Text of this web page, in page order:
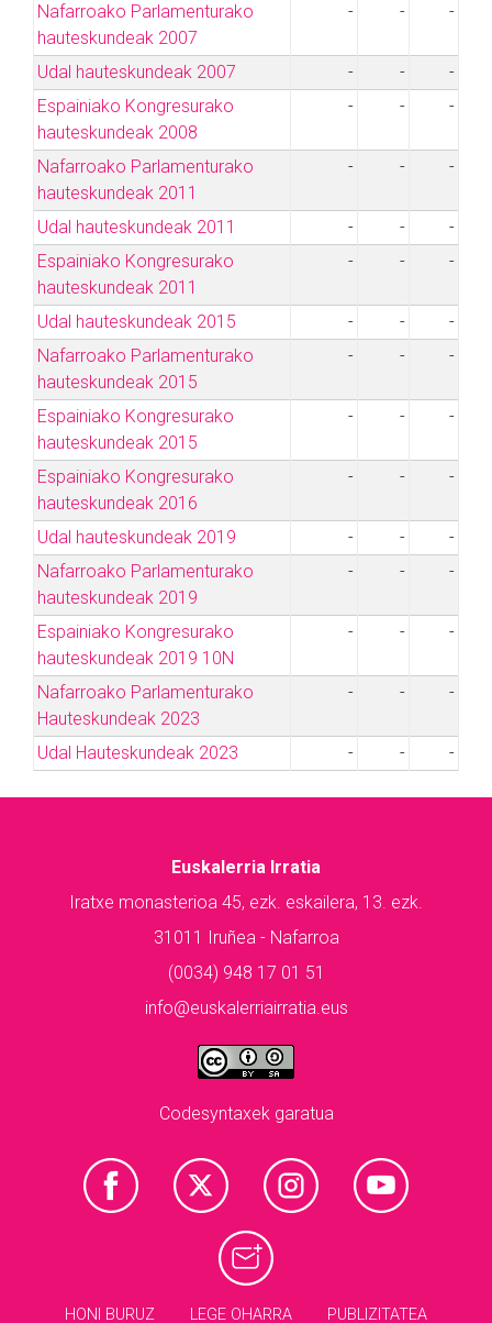
Nafarroako Parlamenturako
hauteskundeak 2007
- - -
Udal hauteskundeak 2007 - -
-
Espainiako Kongresurako
hauteskundeak 2008
- - -
Nafarroako Parlamenturako
hauteskundeak 2011
- - -
Udal hauteskundeak 2011 - -
-
Espainiako Kongresurako
hauteskundeak 2011
- - -
Udal hauteskundeak 2015 - -
-
Nafarroako Parlamenturako
hauteskundeak 2015
- - -
Espainiako Kongresurako
hauteskundeak 2015
- - -
Espainiako Kongresurako
hauteskundeak 2016
- - -
Udal hauteskundeak 2019 - -
-
Nafarroako Parlamenturako
hauteskundeak 2019
- - -
Espainiako Kongresurako
hauteskundeak 2019 10N
- - -
Nafarroako Parlamenturako
Hauteskundeak 2023
- - -
Udal Hauteskundeak 2023 - - -
Euskalerria Irratia
Iratxe monasterioa 45, ezk. eskailera, 13. ezk.
31011 Iruñea - Nafarroa
(0034) 948 17 01 51
info@euskalerriairratia.eus
Codesyntaxek garatua
HONI BURUZ LEGE OHARRA PUBLIZITATEA